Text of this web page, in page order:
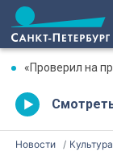
«Проверил на
Новости Культура